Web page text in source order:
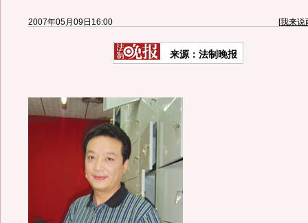
2007年05月09日16:00 [我来说
来源：法制晚报